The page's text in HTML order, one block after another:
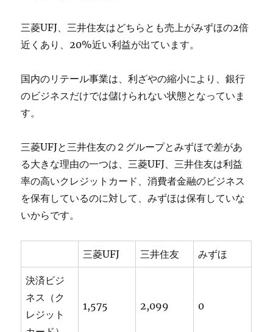
三菱UFJ、三井住友はどちらとも売上がみずほの2倍
近くあり、20%近い利益が出ています。
国内のリテール事業は、利ざやの縮小により、銀行
のビジネスだけでは儲けられない状態となっていま
す。
三菱UFJと三井住友の２グループとみずほで差があ
る大きな理由の一つは、三菱UFJ、三井住友は利益
率の高いクレジットカード、消費者金融のビジネス
を保有しているのに対して、みずほは保有していな
いからです。
三菱UFJ 三井住友 みずほ
決済ビジ
ネス（ク
レジット
1,575 2,099 0